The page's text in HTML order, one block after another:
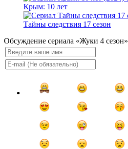
Крым: 10 лет
Тайны следствия 17 сезон
Обсуждение сериала «Жуки 4 сезон»